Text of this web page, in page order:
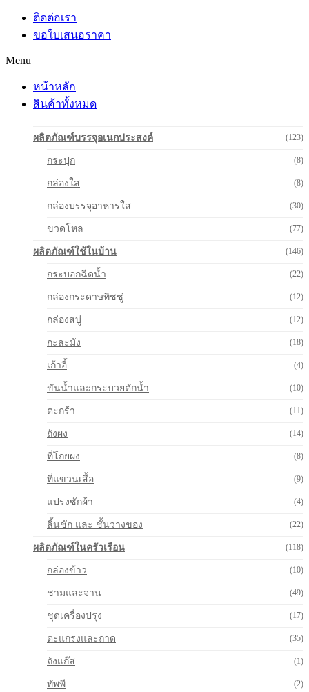
ติดต่อเรา
ขอใบเสนอราคา
Menu
หน้าหลัก
สินค้าทั้งหมด
ผลิตภัณฑ์บรรจุอเนกประสงค์ (123)
กระปุก (8)
กล่องใส (8)
กล่องบรรจุอาหารใส (30)
ขวดโหล (77)
ผลิตภัณฑ์ใช้ในบ้าน (146)
กระบอกฉีดน้ำ (22)
กล่องกระดาษทิชชู่ (12)
กล่องสบู่ (12)
กะละมัง (18)
เก้าอี้ (4)
ขันน้ำและกระบวยตักน้ำ (10)
ตะกร้า (11)
ถังผง (14)
ที่โกยผง (8)
ที่แขวนเสื้อ (9)
แปรงซักผ้า (4)
ลิ้นชัก และ ชั้นวางของ (22)
ผลิตภัณฑ์ในครัวเรือน (118)
กล่องข้าว (10)
ชามและจาน (49)
ชุดเครื่องปรุง (17)
ตะแกรงและถาด (35)
ถังแก๊ส (1)
ทัพพี (2)